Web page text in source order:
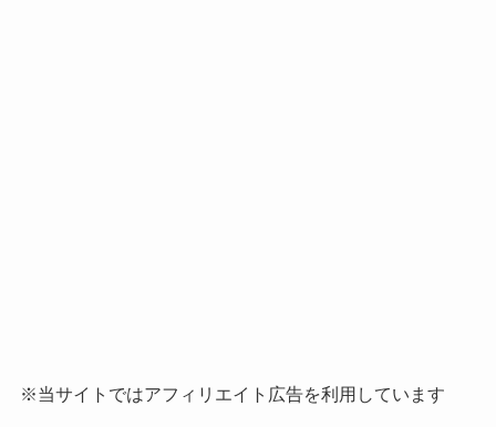
※当サイトではアフィリエイト広告を利用しています